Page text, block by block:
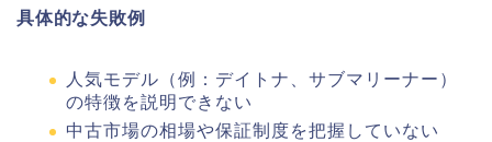
具体的な失敗例
人気モデル（例：デイトナ、サブマリーナー）
の特徴を説明できない
中古市場の相場や保証制度を把握していない